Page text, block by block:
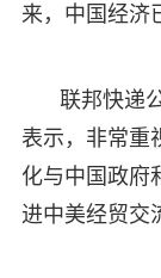
来，中国经济
联邦快递
表示，非常重
化与中国政府
进中美经贸交